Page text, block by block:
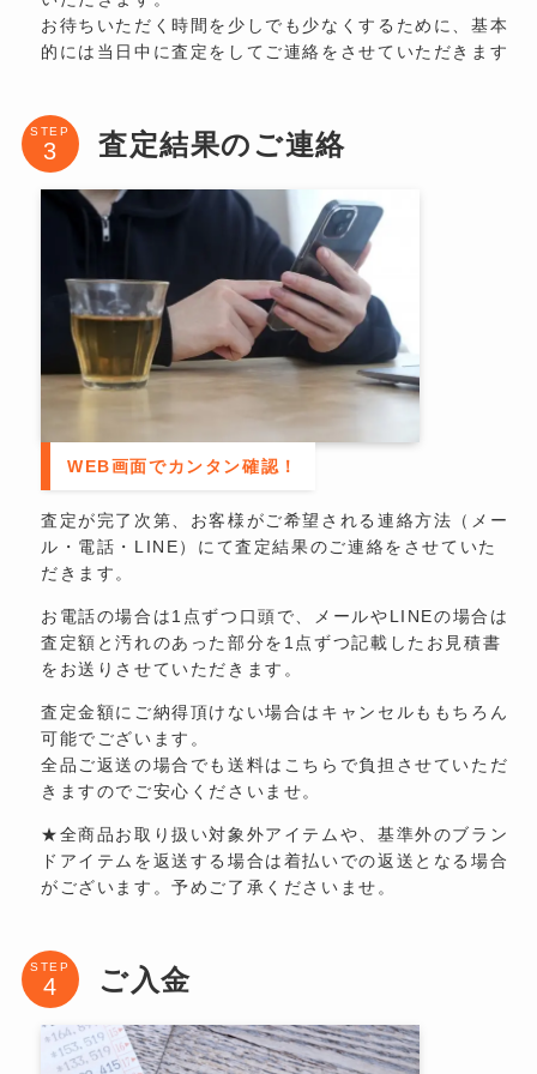
お待ちいただく時間を少しでも少なくするために、基本
的には当日中に査定をしてご連絡をさせていただきます
STEP 査定結果のご連絡
WEB画面でカンタン確認！
査定が完了次第、お客様がご希望される連絡方法（メー
ル・電話・LINE）にて査定結果のご連絡をさせていた
だきます。
お電話の場合は1点ずつ口頭で、メールやLINEの場合は
査定額と汚れのあった部分を1点ずつ記載したお見積書
をお送りさせていただきます。
査定金額にご納得頂けない場合はキャンセルももちろん
可能でございます。
全品ご返送の場合でも送料はこちらで負担させていただ
きますのでご安心くださいませ。
★全商品お取り扱い対象外アイテムや、基準外のブラン
ドアイテムを返送する場合は着払いでの返送となる場合
がございます。予めご了承くださいませ。
STEP ご入金